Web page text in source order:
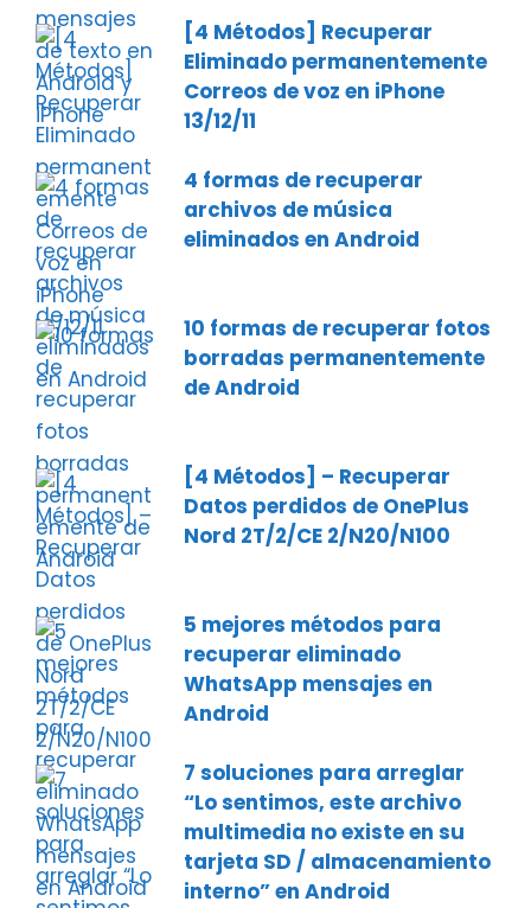
[4 Métodos] Recuperar
Eliminado permanentemente
Correos de voz en iPhone
13/12/11
4 formas de recuperar
archivos de música
eliminados en Android
10 formas de recuperar fotos
borradas permanentemente
de Android
[4 Métodos] – Recuperar
Datos perdidos de OnePlus
Nord 2T/2/CE 2/N20/N100
5 mejores métodos para
recuperar eliminado
WhatsApp mensajes en
Android
7 soluciones para arreglar
“Lo sentimos, este archivo
multimedia no existe en su
tarjeta SD / almacenamiento
interno” en Android